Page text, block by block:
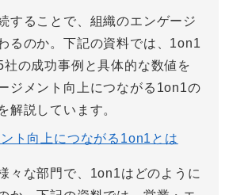
することで、組織のエンゲージ
るのか。下記の資料では、1on1
社の成功事例と具体的な数値を
ジメント向上につながる1on1の
解説しています。
ト向上につながる1on1とは
々な部門で、1on1はどのように